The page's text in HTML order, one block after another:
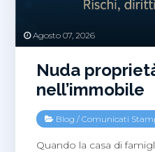
Agosto 07, 2026
Nuda
nell’immobile
Blog /Comunicati
Quando la casa di